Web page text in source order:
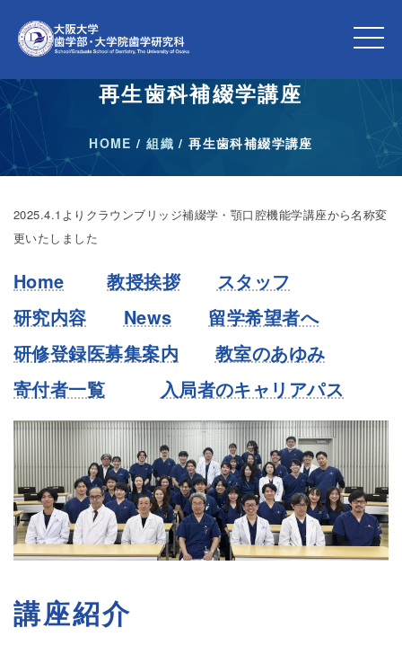
再生歯科補綴学講座
HOME / 組織 / 再生歯科補綴学講座
2025.4.1よりクラウンブリッジ補綴学・顎口腔機能学講座から名称変
更いたしました
Home 教授挨拶
スタッフ
研究内容
News
留学希望者へ
研修登録医募集案内
教室のあゆみ
寄付者一覧
入局者のキャリアパス
講座紹介